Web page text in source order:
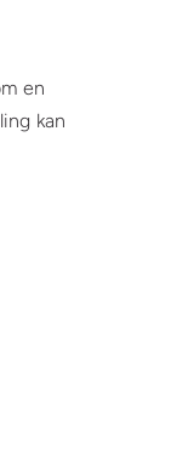
en
kan